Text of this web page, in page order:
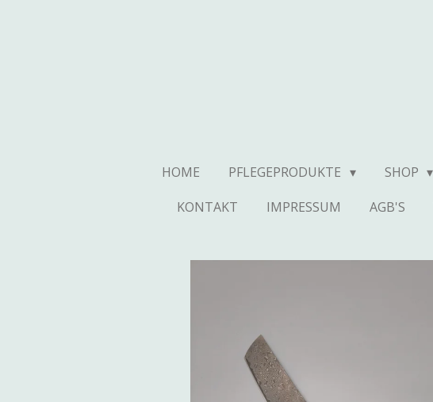
HOME PFLEGEPRODUKTE SHOP
KONTAKT
IMPRESSUM AGB'S